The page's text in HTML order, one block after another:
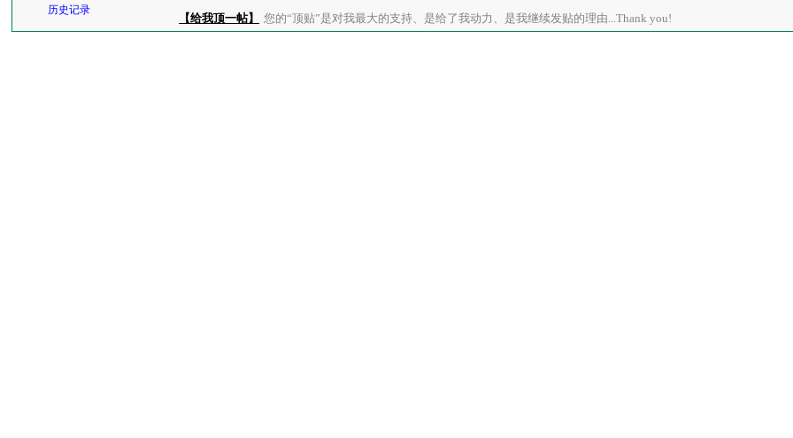
历史记录
【给我顶一帖】 您的“顶贴”是对我最大的支持、是给了我动力、是我继续发贴的理由...Thank you!